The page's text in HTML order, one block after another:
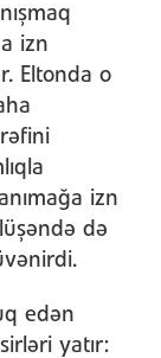
izn
Eltonda o
izn
də
edən
yatır: